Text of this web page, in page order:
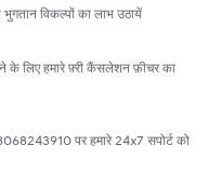
विकल्पों का लाभ उठायें
के लिए हमारे फ़्री कैंसलेशन फ़ीचर का
पर हमारे 24x7 सपोर्ट को